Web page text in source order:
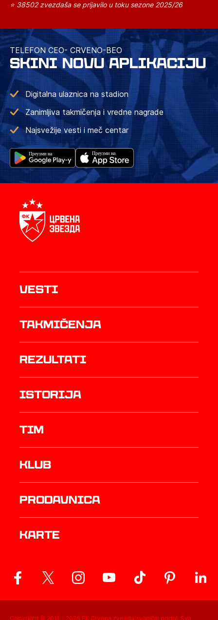
⭐ 38502 zvezdaša se prijavilo u toku sezone 2025/26
TELEFON CEO- CRVENO-BEO
SKINI NOVU APLIKACIJU
Digitalna ulaznica na stadion
Zanimljiva takmičenja i vredne nagrade
Najsvežije vesti i meč centar
Vesti
Takmičenja
rezultati
istorija
TIM
Klub
prodavnica
Karte
Copyright © 2011 - 2026 FK Crvena zvezda zvanični portal. Sva